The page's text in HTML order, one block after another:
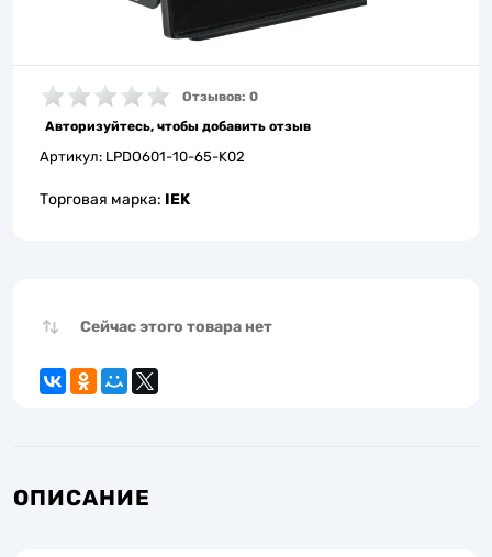
Отзывов: 0
Авторизуйтесь, чтобы добавить отзыв
Артикул: LPDO601-10-65-K02
Торговая марка: IEK
Сейчас этого товара нет
ОПИСАНИЕ